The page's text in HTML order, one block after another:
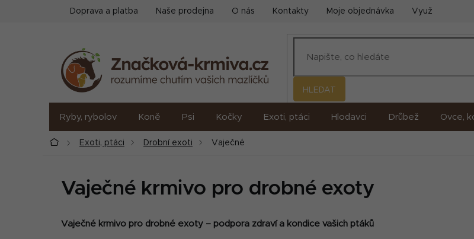
Doprava a platba Naše prodejna O nás Kontakty Moje objednávka Využití umělé
HLEDAT
Ryby, rybolov Koně Psi Kočky Exoti, ptáci Hlodavci Drůbež Ovce,
DomůExoti, ptáci Drobní exoti Vaječné
Vaječné krmivo pro drobné exoty
Vaječné krmivo pro drobné exoty – podpora zdraví a kondice vašich ptáků